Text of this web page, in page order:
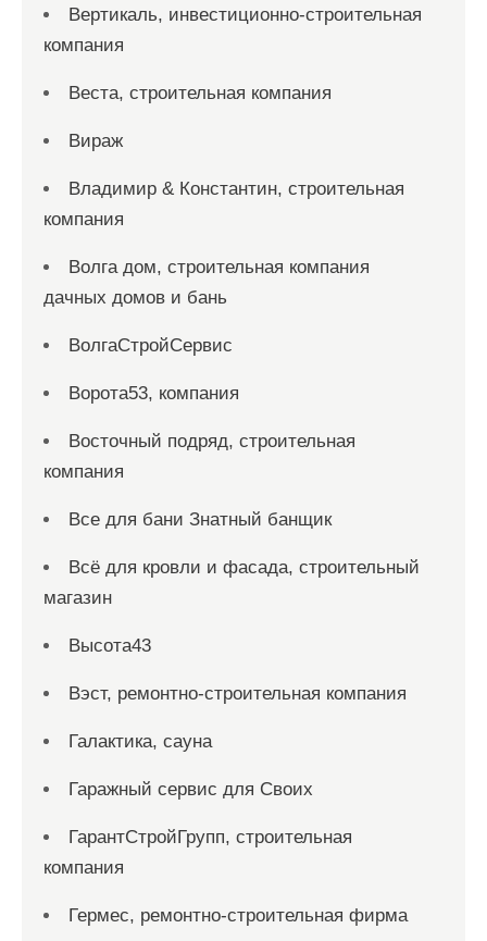
Вертикаль, инвестиционно-строительная
компания
Веста, строительная компания
Вираж
Владимир & Константин, строительная
компания
Волга дом, строительная компания
дачных домов и бань
ВолгаСтройСервис
Ворота53, компания
Восточный подряд, строительная
компания
Все для бани Знатный банщик
Всё для кровли и фасада, строительный
магазин
Высота43
Вэст, ремонтно-строительная компания
Галактика, сауна
Гаражный сервис для Своих
ГарантСтройГрупп, строительная
компания
Гермес, ремонтно-строительная фирма